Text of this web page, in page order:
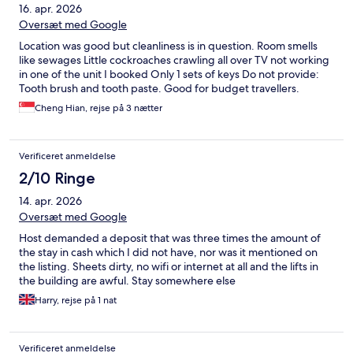
16. apr. 2026
Oversæt med Google
Location was good but cleanliness is in question. Room smells
like sewages Little cockroaches crawling all over TV not working
in one of the unit I booked Only 1 sets of keys Do not provide:
Tooth brush and tooth paste. Good for budget travellers.
Cheng Hian, rejse på 3 nætter
Verificeret anmeldelse
2/10 Ringe
14. apr. 2026
Oversæt med Google
Host demanded a deposit that was three times the amount of
the stay in cash which I did not have, nor was it mentioned on
the listing. Sheets dirty, no wifi or internet at all and the lifts in
the building are awful. Stay somewhere else
Harry, rejse på 1 nat
Verificeret anmeldelse